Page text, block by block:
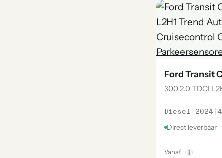
Ford Transit
300 2.0 TDCI
Diesel | 2024 |
Direct leverbaar
Vanaf i